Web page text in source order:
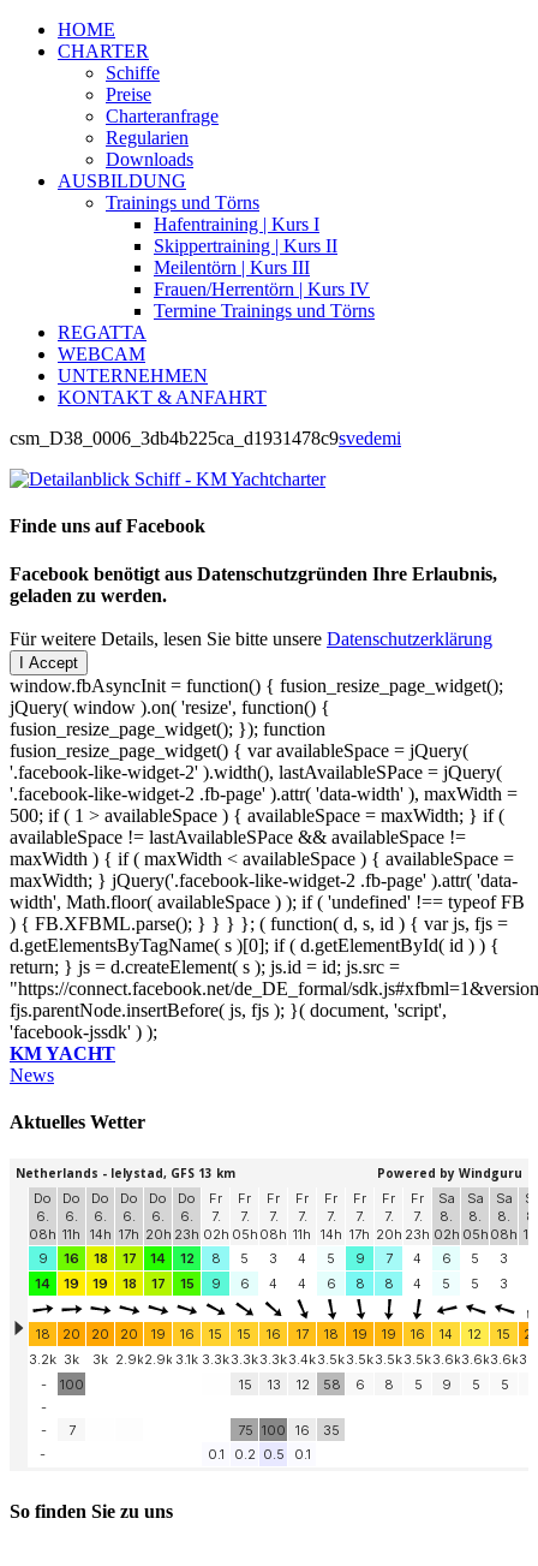
HOME
CHARTER
Schiffe
Preise
Charteranfrage
Regularien
Downloads
AUSBILDUNG
Trainings und Törns
Hafentraining | Kurs I
Skippertraining | Kurs II
Meilentörn | Kurs III
Frauen/Herrentörn | Kurs IV
Termine Trainings und Törns
REGATTA
WEBCAM
UNTERNEHMEN
KONTAKT & ANFAHRT
csm_D38_0006_3db4b225ca_d1931478c9svedemi
Finde uns auf Facebook
Facebook benötigt aus Datenschutzgründen Ihre Erlaubnis,
geladen zu werden.
Für weitere Details, lesen Sie bitte unsere Datenschutzerklärung
I Accept
window.fbAsyncInit = function() { fusion_resize_page_widget();
jQuery( window ).on( 'resize', function() {
fusion_resize_page_widget(); }); function
fusion_resize_page_widget() { var availableSpace = jQuery(
'.facebook-like-widget-2' ).width(), lastAvailableSPace = jQuery(
'.facebook-like-widget-2 .fb-page' ).attr( 'data-width' ), maxWidth =
500; if ( 1 > availableSpace ) { availableSpace = maxWidth; } if (
availableSpace != lastAvailableSPace && availableSpace !=
maxWidth ) { if ( maxWidth < availableSpace ) { availableSpace =
maxWidth; } jQuery('.facebook-like-widget-2 .fb-page' ).attr( 'data-
width', Math.floor( availableSpace ) ); if ( 'undefined' !== typeof FB
) { FB.XFBML.parse(); } } } }; ( function( d, s, id ) { var js, fjs =
d.getElementsByTagName( s )[0]; if ( d.getElementById( id ) ) {
return; } js = d.createElement( s ); js.id = id; js.src =
"https://connect.facebook.net/de_DE_formal/
fjs.parentNode.insertBefore( js, fjs ); }( document, 'script',
'facebook-jssdk' ) );
KM YACHT
News
Aktuelles Wetter
So finden Sie zu uns